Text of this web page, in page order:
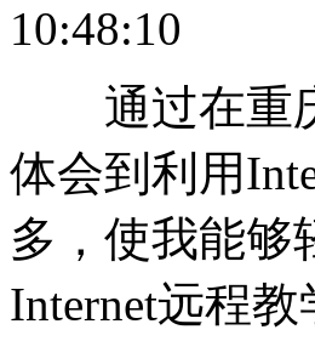
10:48:10
通过在重庆
体会到利用
多，使我能够
Internet远程